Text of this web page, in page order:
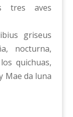
tres aves
griseus
nocturna,
quichuas,
Mae da luna